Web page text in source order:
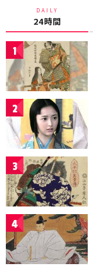
DAILY
24時間
1
2
3
4